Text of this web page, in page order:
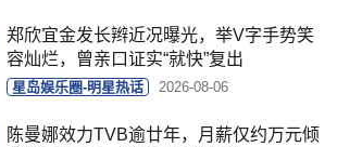
郑欣宜金发长辫近况曝光，举V字手势笑
容灿烂，曾亲口证实“就快”复出
星岛娱乐圈-明星热话 2026-08-06
陈曼娜效力TVB逾廿年，月薪仅约万元倾